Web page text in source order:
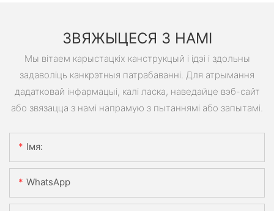
ЗВЯЖЫЦЕСЯ З НАМІ
Мы вітаем карыстацкіх канструкцый і ідэі і здольны
задаволіць канкрэтныя патрабаванні. Для атрымання
дадатковай інфармацыі, калі ласка, наведайце вэб-сайт
або звязацца з намі напрамую з пытаннямі або запытамі.
Імя:
WhatsApp